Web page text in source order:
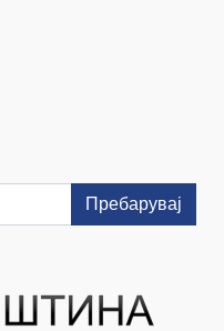
Пребарувај